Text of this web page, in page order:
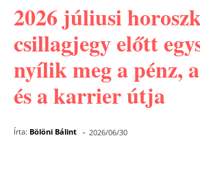
2026 júliusi
csillagjegy előtt
nyílik meg a pénz,
és a karrier útja
Írta: Bölöni Bálint - 2026/06/30